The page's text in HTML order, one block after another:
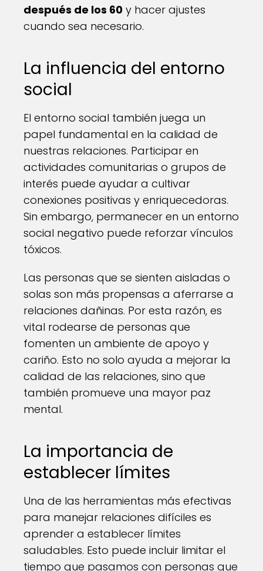
después de los 60 y hacer ajustes
cuando sea necesario.
La influencia del entorno
social
El entorno social también juega un
papel fundamental en la calidad de
nuestras relaciones. Participar en
actividades comunitarias o grupos de
interés puede ayudar a cultivar
conexiones positivas y enriquecedoras.
Sin embargo, permanecer en un entorno
social negativo puede reforzar vínculos
tóxicos.
Las personas que se sienten aisladas o
solas son más propensas a aferrarse a
relaciones dañinas. Por esta razón, es
vital rodearse de personas que
fomenten un ambiente de apoyo y
cariño. Esto no solo ayuda a mejorar la
calidad de las relaciones, sino que
también promueve una mayor paz
mental.
La importancia de
establecer límites
Una de las herramientas más efectivas
para manejar relaciones difíciles es
aprender a establecer límites
saludables. Esto puede incluir limitar el
tiempo que pasamos con personas que